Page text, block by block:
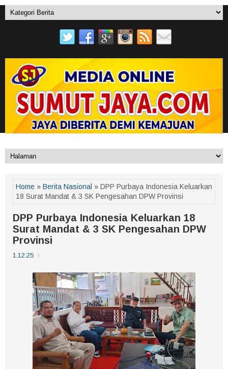
Home » Berita Nasional » DPP Purbaya Indonesia Keluarkan
18 Surat Mandat & 3 SK Pengesahan DPW Provinsi
DPP Purbaya Indonesia Keluarkan 18
Surat Mandat & 3 SK Pengesahan DPW
Provinsi
1.12.25